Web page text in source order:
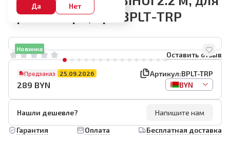
Да Нет
прожектора, арт.BPLT-TRP
Новинка
Оставить отзыв
Предзаказ 25.09.2026 Артикул:BPLT-TRP
289 BYN BYN
Нашли дешевле?
Напишите нам
Гарантия
Оплата Бесплатная доставка